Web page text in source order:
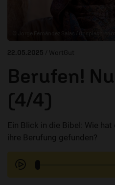
© Jorge Fernández Salas /
22.05.2025 / WortGut
Berufen!
(4/4)
Ein Blick in die Bibel: Wie
ihre Berufung gefunden?